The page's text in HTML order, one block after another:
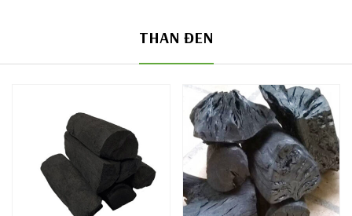
THAN ĐEN